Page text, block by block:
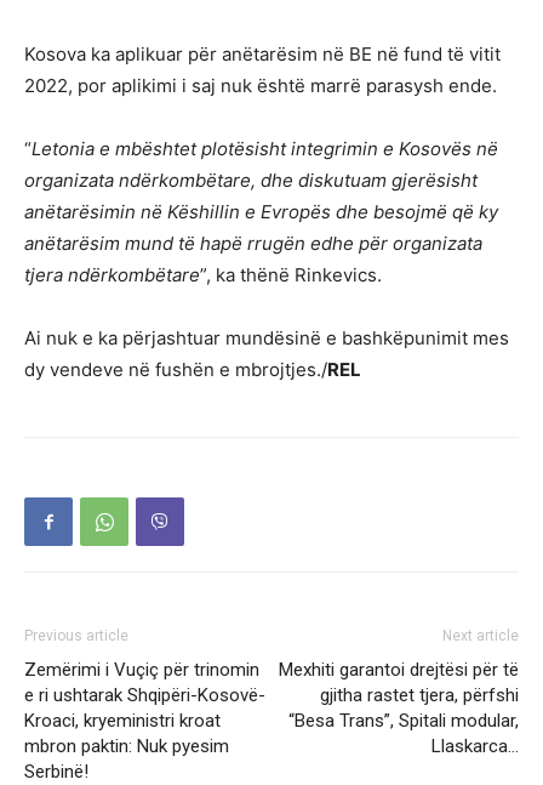
Kosova ka aplikuar për anëtarësim në BE në fund të vitit
2022, por aplikimi i saj nuk është marrë parasysh ende.
“Letonia e mbështet plotësisht integrimin e Kosovës në
organizata ndërkombëtare, dhe diskutuam gjerësisht
anëtarësimin në Këshillin e Evropës dhe besojmë që ky
anëtarësim mund të hapë rrugën edhe për organizata
tjera ndërkombëtare”, ka thënë Rinkevics.
Ai nuk e ka përjashtuar mundësinë e bashkëpunimit mes
dy vendeve në fushën e mbrojtjes./REL
Previous article
Zemërimi i Vuçiç për trinomin
e ri ushtarak Shqipëri-Kosovë-
Kroaci, kryeministri kroat
mbron paktin: Nuk pyesim
Serbinë!
Next article
Mexhiti garantoi drejtësi për të
gjitha rastet tjera, përfshi
“Besa Trans”, Spitali modular,
Llaskarca…